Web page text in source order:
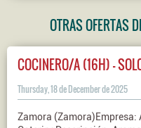
OTRAS OFERTAS
COCINERO/A (16H) -
Thursday, 18 de December de 2025
Zamora (Zamora)Empresa: